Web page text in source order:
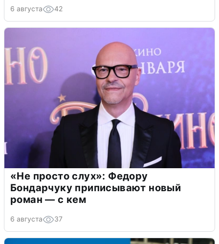
6 августа 42
«Не просто слух»: Федору
Бондарчуку приписывают новый
роман — с кем
6 августа 37